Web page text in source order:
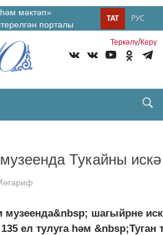
мәктәп»
порталы
РУС
ТАТ
Теркəлү/Керү
Тукайны
музеенда&nbsp; шагыйрне
ел тулуга һәм